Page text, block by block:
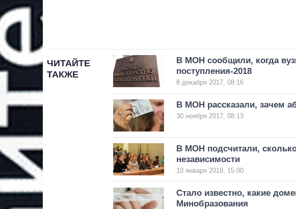
ЧИТАЙТЕ
ТАКЖЕ
В МОН сообщили, когда
поступления-2018
8 декабря 2017, 08:16
В МОН рассказали, зачем
30 ноября 2017, 08:13
В МОН подсчитали,
независимости
10 января 2018, 15:00
Стало известно, какие
Минобразования